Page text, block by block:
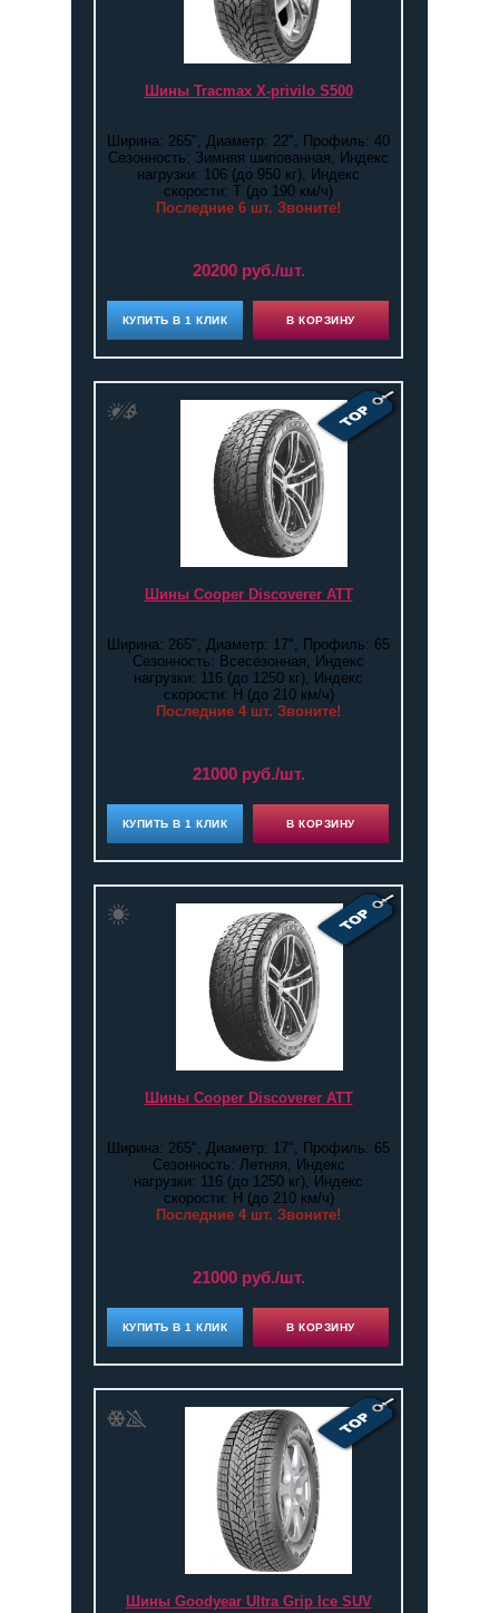
Шины Tracmax X-privilo S500
Ширина: 265", Диаметр: 22", Профиль: 40
Сезонность: Зимняя шипованная, Индекс
нагрузки: 106 (до 950 кг), Индекс
скорости: T (до 190 км/ч)
Последние 6 шт. Звоните!
20200 руб./шт.
КУПИТЬ В 1 КЛИК В КОРЗИНУ
Шины Cooper Discoverer ATT
Ширина: 265", Диаметр: 17", Профиль: 65
Сезонность: Всесезонная, Индекс
нагрузки: 116 (до 1250 кг), Индекс
скорости: H (до 210 км/ч)
Последние 4 шт. Звоните!
21000 руб./шт.
КУПИТЬ В 1 КЛИК В КОРЗИНУ
Шины Cooper Discoverer ATT
Ширина: 265", Диаметр: 17", Профиль: 65
Сезонность: Летняя, Индекс
нагрузки: 116 (до 1250 кг), Индекс
скорости: H (до 210 км/ч)
Последние 4 шт. Звоните!
21000 руб./шт.
КУПИТЬ В 1 КЛИК В КОРЗИНУ
Шины Goodyear Ultra Grip Ice SUV